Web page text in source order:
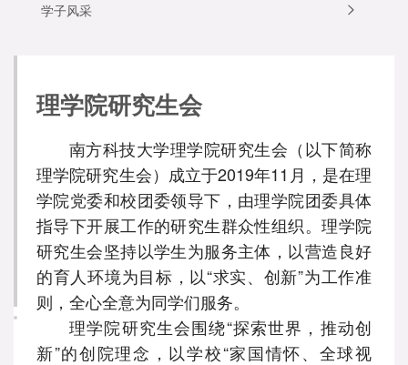
学子风采
理学院研究生会
南方科技大学理学院研究生会（以下简称
理学院研究生会）成立于2019年11月，是在理
学院党委和校团委领导下，由理学院团委具体
指导下开展工作的研究生群众性组织。理学院
研究生会坚持以学生为服务主体，以营造良好
的育人环境为目标，以“求实、创新”为工作准
则，全心全意为同学们服务。
理学院研究生会围绕“探索世界，推动创
新”的创院理念，以学校“家国情怀、全球视